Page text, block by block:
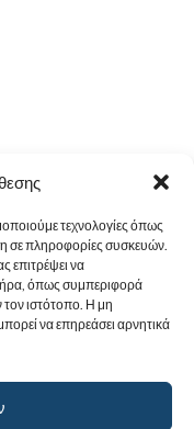
τεχνολογίες όπως
σε πληροφορίες συσκευών.
επιτρέψει να
όπως συμπεριφορά
τον ιστότοπο. Η μη
να επηρεάσει αρνητικά